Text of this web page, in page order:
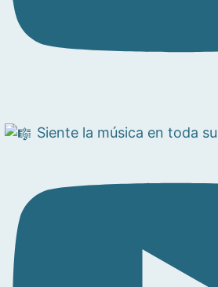
Siente la música en toda